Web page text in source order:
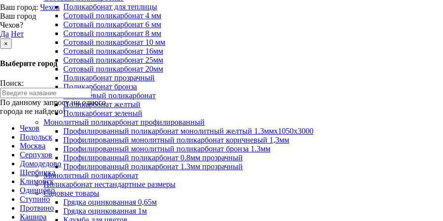
Ваш город: Чехов
Ваш город
Чехов?
Да Нет
×
Выберите город
Поиск:
По данному запросу ни одного
города не найдено!
Чехов
Подольск
Москва
Серпухов
Домодедово
Щербинка
Климовск
Одинцово
Ступино
Протвино
Кашира
Поликарбонат для теплицы
Сотовый поликарбонат 4 мм
Сотовый поликарбонат 6 мм
Сотовый поликарбонат 8 мм
Сотовый поликарбонат 10 мм
Сотовый поликарбонат 16мм
Сотовый поликарбонат 25мм
Сотовый поликарбонат 20мм
Поликарбонат прозрачный
Поликарбонат бронза
Коричневый поликарбонат
Поликарбонат желтый
Поликарбонат зеленый
Монолитный поликарбонат профилированный
Профилированный поликарбонат монолитный желтый 1.3ммх1050х3000
Профилированный монолитный поликарбонат коричневый 1,3мм
Профилированный монолитный поликарбонат бронза 1.3мм
Профилированный поликарбонат 0.8мм прозрачный
Профилированный поликарбонат 1.3мм прозрачный
Монолитный поликарбонат
Поликарбонат нестандартные размеры
Садовые товары
Грядка оцинкованная 0,65м
Грядка оцинкованная 1м